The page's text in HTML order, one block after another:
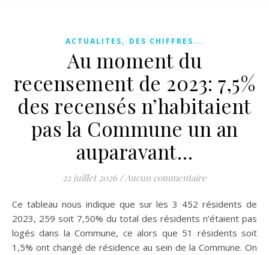
ACTUALITES, DES CHIFFRES...
Au moment du
recensement de 2023: 7,5%
des recensés n’habitaient
pas la Commune un an
auparavant…
22 juillet 2026 /Aucun commentaire
Ce tableau nous indique que sur les 3 452 résidents de
2023, 259 soit 7,50% du total des résidents n’étaient pas
logés dans la Commune, ce alors que 51 résidents soit
1,5% ont changé de résidence au sein de la Commune. On